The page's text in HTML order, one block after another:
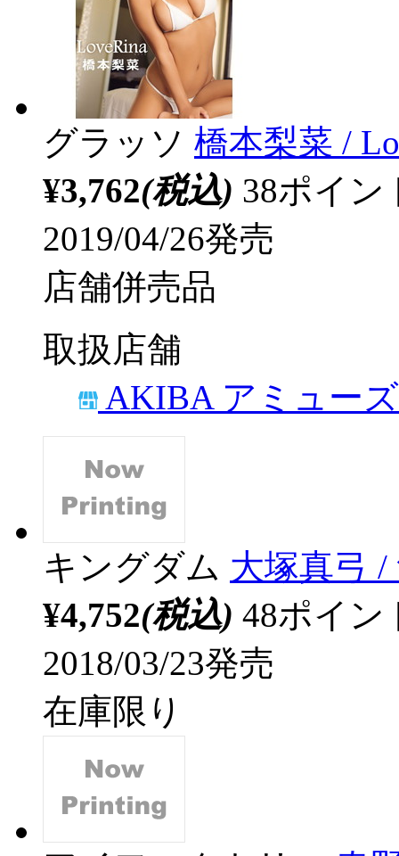
グラッソ 橋本梨菜 /
¥3,762(税込) 38ポイ
2019/04/26発売
店舗併売品
取扱店舗
AKIBA アミュー
キングダム 大塚真弓
¥4,752(税込) 48ポイ
2018/03/23発売
在庫限り